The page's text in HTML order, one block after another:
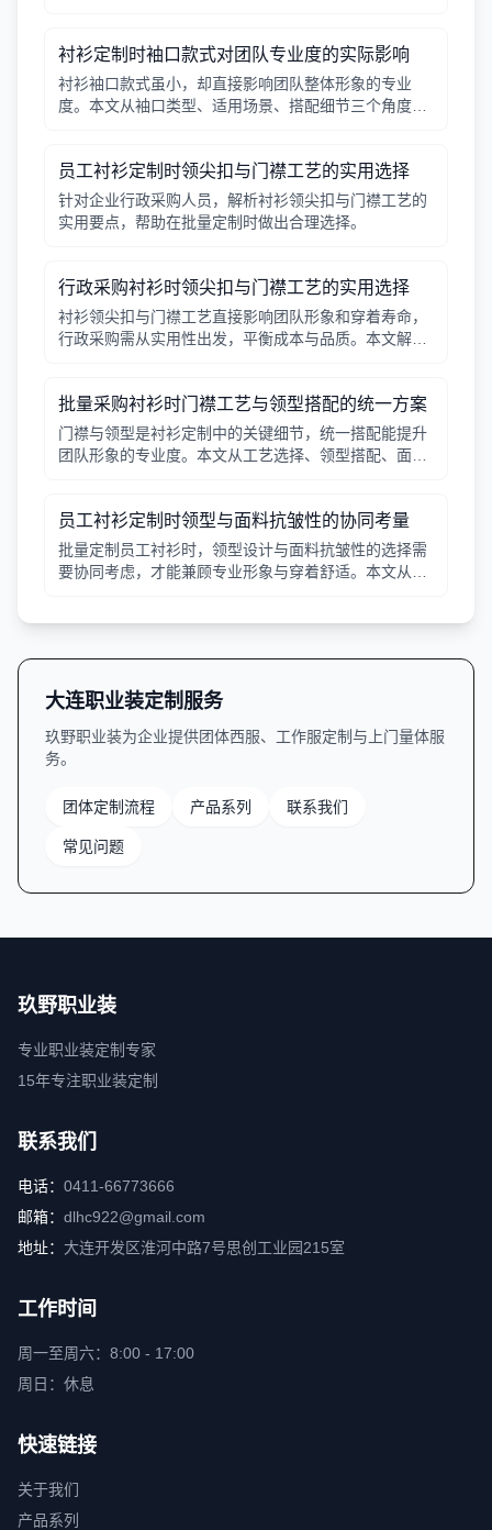
衬衫定制时袖口款式对团队专业度的实际影响
衬衫袖口款式虽小，却直接影响团队整体形象的专业
度。本文从袖口类型、适用场景、搭配细节三个角度，
员工衬衫定制时领尖扣与门襟工艺的实用选择
针对企业行政采购人员，解析衬衫领尖扣与门襟工艺的
实用要点，帮助在批量定制时做出合理选择。
行政采购衬衫时领尖扣与门襟工艺的实用选择
衬衫领尖扣与门襟工艺直接影响团队形象和穿着寿命，
行政采购需从实用性出发，平衡成本与品质。本文解析
批量采购衬衫时门襟工艺与领型搭配的统一方案
门襟与领型是衬衫定制中的关键细节，统一搭配能提升
团队形象的专业度。本文从工艺选择、领型搭配、面料
员工衬衫定制时领型与面料抗皱性的协同考量
批量定制员工衬衫时，领型设计与面料抗皱性的选择需
要协同考虑，才能兼顾专业形象与穿着舒适。本文从领
大连职业装定制服务
玖野职业装为企业提供团体西服、工作服定制与上门量体服
务。
团体定制流程 产品系列 联系我们
常见问题
玖野职业装
专业职业装定制专家
15年专注职业装定制
联系我们
电话： 0411-66773666
邮箱： dlhc922@gmail.com
地址： 大连开发区淮河中路7号思创工业园215室
工作时间
周一至周六：8:00 - 17:00
周日：休息
快速链接
关于我们
产品系列